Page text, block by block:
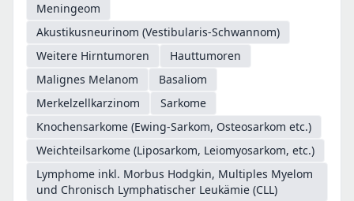
Meningeom
Akustikusneurinom (Vestibularis-Schwannom)
Weitere Hirntumoren
Hauttumoren
Malignes Melanom
Basaliom
Merkelzellkarzinom
Sarkome
Knochensarkome (Ewing-Sarkom, Osteosarkom etc.)
Weichteilsarkome (Liposarkom, Leiomyosarkom, etc.)
Lymphome inkl. Morbus Hodgkin, Multiples Myelom
und Chronisch Lymphatischer Leukämie (CLL)